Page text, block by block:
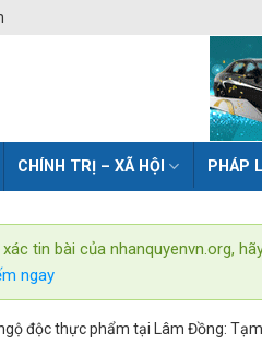
CHÍNH TRỊ – XÃ HỘI PHÁP
tin bài của nhanquyenvn.org,
ngay
độc thực phẩm tại Lâm Đồng: